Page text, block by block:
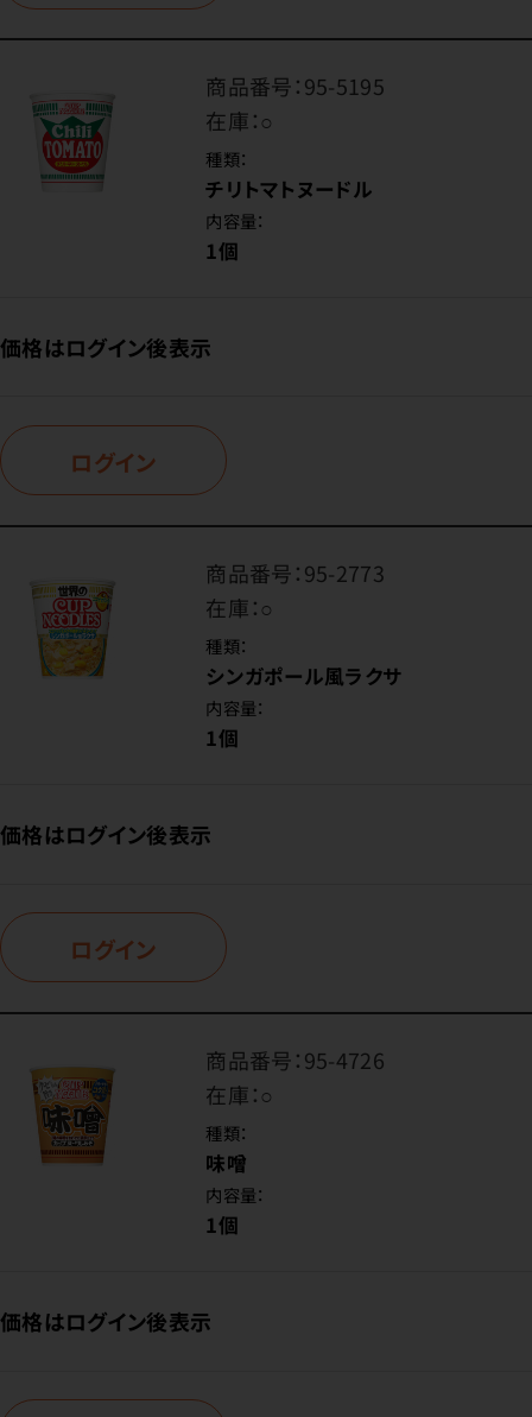
商品番号：95-5195
在庫：○
種類：
チリトマトヌードル
内容量：
1個
価格はログイン後表示
ログイン
商品番号：95-2773
在庫：○
種類：
シンガポール風ラクサ
内容量：
1個
価格はログイン後表示
ログイン
商品番号：95-4726
在庫：○
種類：
味噌
内容量：
1個
価格はログイン後表示